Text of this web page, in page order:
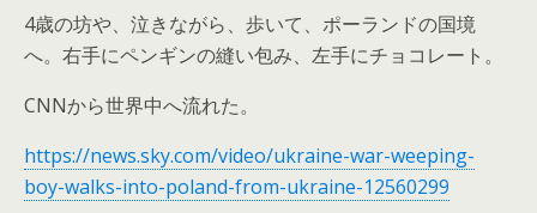
4歳の坊や、泣きながら、歩いて、ポーランドの国境
へ。右手にペンギンの縫い包み、左手にチョコレート。
CNNから世界中へ流れた。
https://news.sky.com/video/ukraine-war-weeping-
boy-walks-into-poland-from-ukraine-12560299